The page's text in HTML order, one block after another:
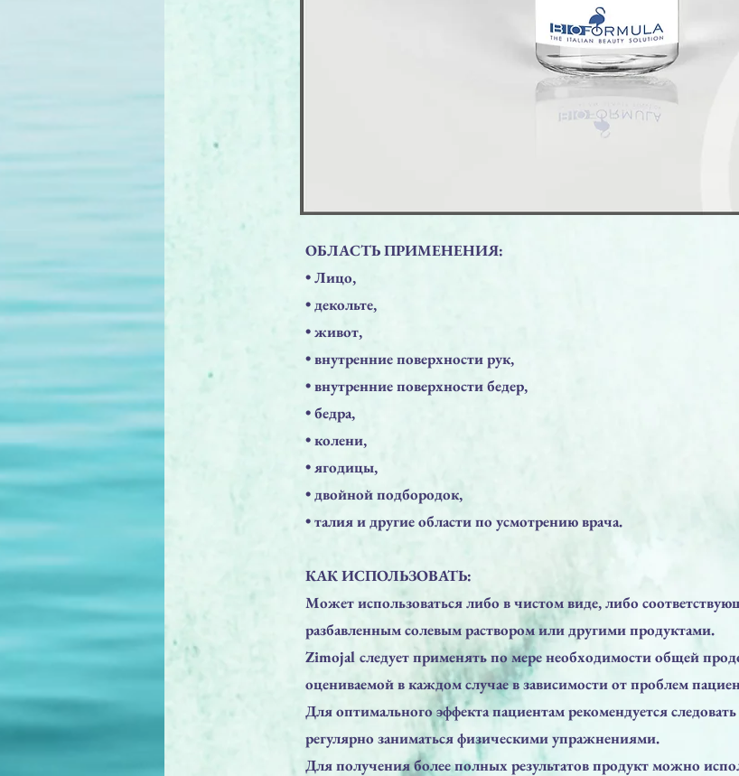
ОБЛАСТЬ ПРИМЕНЕНИЯ:
​• Лицо,
​• декольте,
​• живот,
​• внутренние поверхности рук,
​• внутренние поверхности бедер,
​• бедра,
​• колени,
​• ягодицы,
​• двойной подбородок,
​• талия и другие области по усмотрению врача.
КАК ИСПОЛЬЗОВАТЬ:
Может использоваться либо в чистом виде, либо
разбавленным солевым раствором или другими продуктами.
Zimojal следует применять по мере необходимости общей
оцениваемой в каждом случае в зависимости от проблем
Для оптимального эффекта пациентам рекомендуется
регулярно заниматься физическими упражнениями.
Для получения более полных результатов продукт можно